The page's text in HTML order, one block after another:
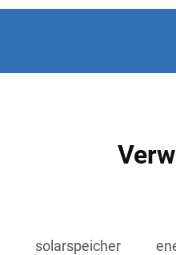
solarspeicher